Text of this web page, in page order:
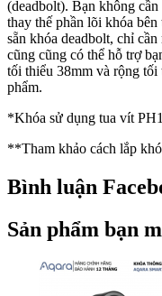
(deadbolt). Bạn không
thay thế phần lõi khóa
sẵn khóa deadbolt, chỉ
cũng cũng có thể hỗ trợ
tối thiểu 38mm và rộng tối
phẩm.
*Khóa sử dụng tua vít
**Tham khảo cách lắp
Bình luận
Sản phẩm bạn